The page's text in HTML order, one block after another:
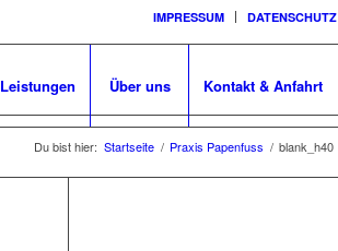
IMPRESSUM DATENSCHUTZ
Leistungen Über uns Kontakt & Anfahrt
Du bist hier: Startseite / Praxis Papenfuss / blank_h40